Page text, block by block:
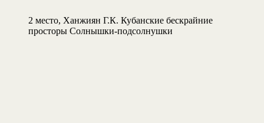
2 место, Ханжиян Г.К. Кубанские бескрайние
просторы Солнышки-подсолнушки